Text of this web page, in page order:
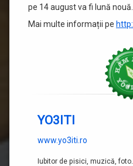
pe 14 august va fi lună nouă.
Mai multe informații pe
YO3ITI
www.yo3iti.ro
Iubitor de pisici, muzică,